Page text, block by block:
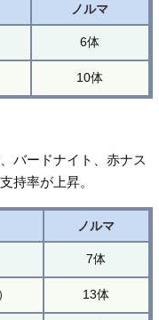
ノルマ
6体
10体
バードナイト、赤ナス
持率が上昇。
ノルマ
7体
13体